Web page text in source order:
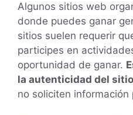
Algunos sitios web
donde puedes ganar
sitios suelen requerir
participes en
oportunidad de ganar.
la autenticidad del sitio
no soliciten información